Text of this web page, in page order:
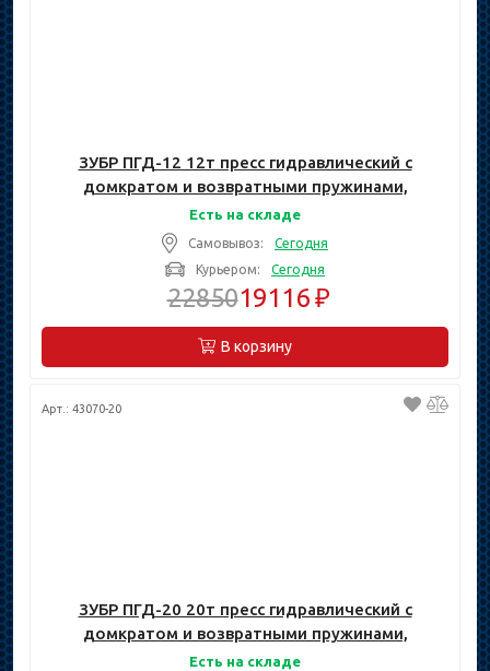
ЗУБР ПГД-12 12т пресс гидравлический с
домкратом и возвратными пружинами,
Профессионал
Есть на складе
Самовывоз:
Сегодня
Курьером:
Сегодня
2285019116 ₽
В корзину
Арт.: 43070-20
ЗУБР ПГД-20 20т пресс гидравлический с
домкратом и возвратными пружинами,
Профессионал
Есть на складе